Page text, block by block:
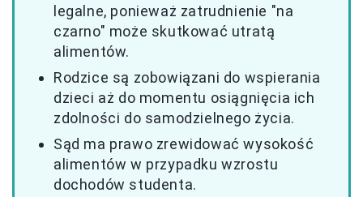
legalne, ponieważ zatrudnienie "na
czarno" może skutkować utratą
alimentów.
Rodzice są zobowiązani do wspierania
dzieci aż do momentu osiągnięcia ich
zdolności do samodzielnego życia.
Sąd ma prawo zrewidować wysokość
alimentów w przypadku wzrostu
dochodów studenta.